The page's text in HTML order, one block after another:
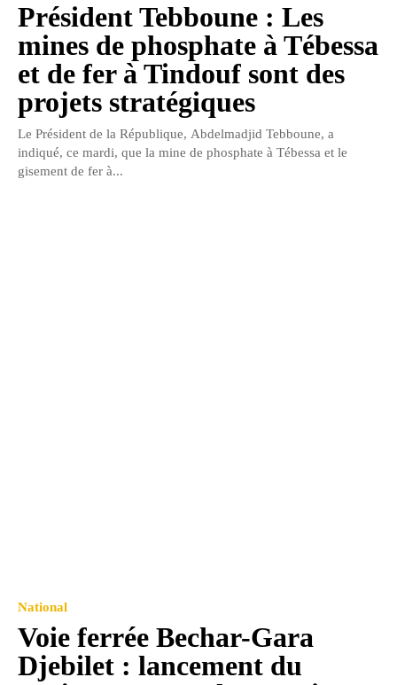
Président Tebboune : Les
mines de phosphate à Tébessa
et de fer à Tindouf sont des
projets stratégiques
Le Président de la République, Abdelmadjid Tebboune, a
indiqué, ce mardi, que la mine de phosphate à Tébessa et le
gisement de fer à...
National
Voie ferrée Bechar-Gara
Djebilet : lancement du